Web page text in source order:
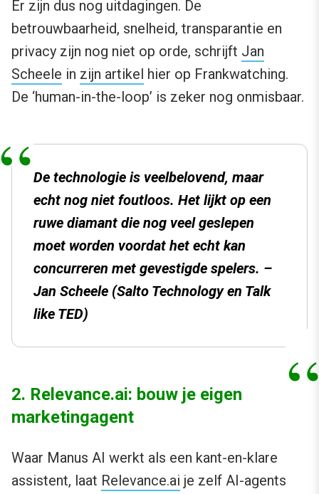
Er zijn dus nog uitdagingen. De
betrouwbaarheid, snelheid, transparantie en
privacy zijn nog niet op orde, schrijft Jan
Scheele in zijn artikel hier op Frankwatching.
De ‘human-in-the-loop’ is zeker nog onmisbaar.
De technologie is veelbelovend, maar
echt nog niet foutloos. Het lijkt op een
ruwe diamant die nog veel geslepen
moet worden voordat het echt kan
concurreren met gevestigde spelers. –
Jan Scheele (Salto Technology en Talk
like TED)
2. Relevance.ai: bouw je eigen
marketingagent
Waar Manus AI werkt als een kant-en-klare
assistent, laat Relevance.ai je zelf AI-agents